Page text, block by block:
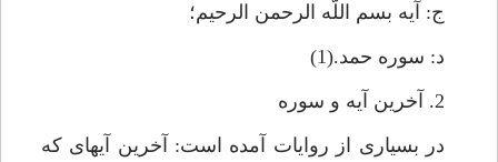
ج: آيه بسم اللَّه الرحمن الرحيم؛
د: سوره حمد.(1)
2. آخرين آيه و سوره
در بسيارى از روايات آمده است: آخرين آيه‏اى كه